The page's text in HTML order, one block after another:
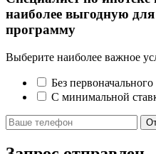
наиболее выгодную
программу
Выберите наиболее важное
Без первоначального
С минимальной